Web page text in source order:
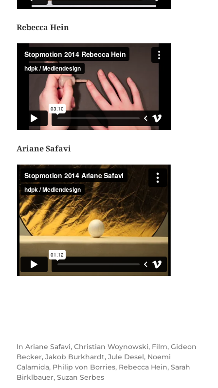
Rebecca Hein
Ariane Safavi
In Ariane Safavi, Christian Woynowski, Film, Gideon
Becker, Jakob Burkhardt, Jule Desel, Noemi
Calamida, Philip von Borries, Rebecca Hein, Sarah
Birklbauer, Suzan Serbes